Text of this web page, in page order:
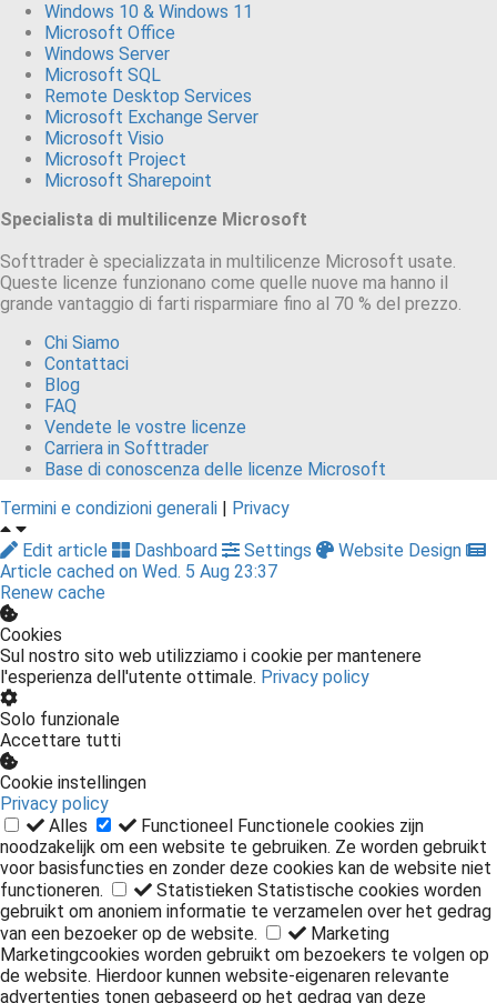
Windows 10 & Windows 11
Microsoft Office
Windows Server
Microsoft SQL
Remote Desktop Services
Microsoft Exchange Server
Microsoft Visio
Microsoft Project
Microsoft Sharepoint
Specialista di multilicenze Microsoft
Softtrader è specializzata in multilicenze Microsoft usate.
Queste licenze funzionano come quelle nuove ma hanno il
grande vantaggio di farti risparmiare fino al 70 % del prezzo.
Chi Siamo
Contattaci
Blog
FAQ
Vendete le vostre licenze
Carriera in Softtrader
Base di conoscenza delle licenze Microsoft
Termini e condizioni generali
Privacy
Edit article
Dashboard Settings
Website Design
Article cached on Wed. 5 Aug 23:37
Renew cache
Cookies
Sul nostro sito web utilizziamo i cookie per mantenere
l'esperienza dell'utente ottimale. Privacy policy
Solo funzionale
Accettare tutti
Cookie instellingen
Privacy policy
Alles
Functioneel Functionele cookies zijn
noodzakelijk om een website te gebruiken. Ze worden gebruikt
voor basisfuncties en zonder deze cookies kan de website niet
functioneren.
Statistieken Statistische cookies worden
gebruikt om anoniem informatie te verzamelen over het gedrag
van een bezoeker op de website.
Marketing
Marketingcookies worden gebruikt om bezoekers te volgen op
de website. Hierdoor kunnen website-eigenaren relevante
advertenties tonen gebaseerd op het gedrag van deze